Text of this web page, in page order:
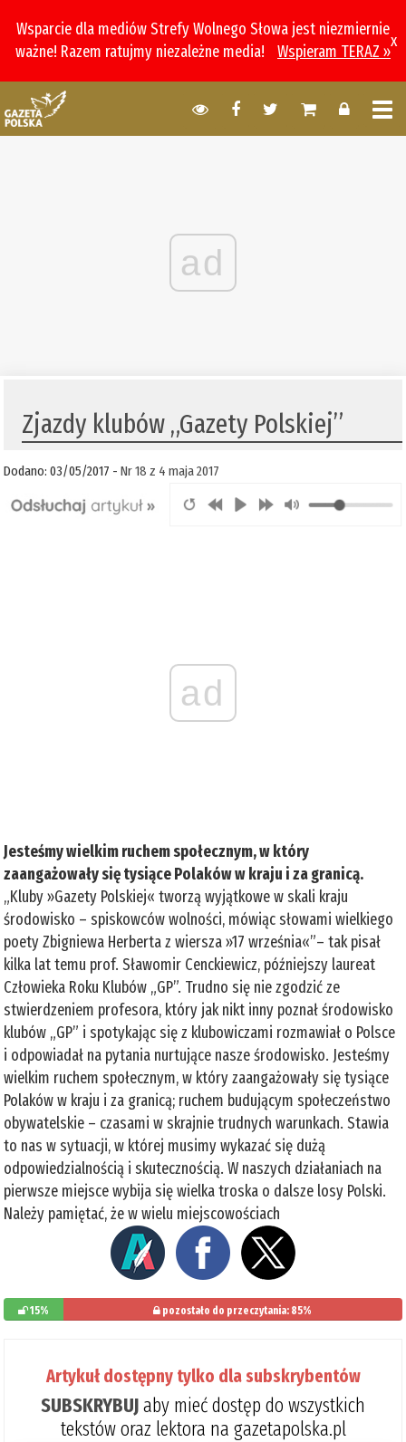
Wsparcie dla mediów Strefy Wolnego Słowa jest niezmiernie
ważne! Razem ratujmy niezależne media!
Wspieram TERAZ »
x
ad
Zjazdy klubów „Gazety Polskiej”
Dodano: 03/05/2017 -Nr 18 z 4 maja 2017
ad
Jesteśmy wielkim ruchem społecznym, w który
zaangażowały się tysiące Polaków w kraju i za granicą.
„Kluby »Gazety Polskiej« tworzą wyjątkowe w skali kraju
środowisko – spiskowców wolności, mówiąc słowami wielkiego
poety Zbigniewa Herberta z wiersza »17 września«”– tak pisał
kilka lat temu prof. Sławomir Cenckiewicz, późniejszy laureat
Człowieka Roku Klubów „GP”. Trudno się nie zgodzić ze
stwierdzeniem profesora, który jak nikt inny poznał środowisko
klubów „GP” i spotykając się z klubowiczami rozmawiał o Polsce
i odpowiadał na pytania nurtujące nasze środowisko. Jesteśmy
wielkim ruchem społecznym, w który zaangażowały się tysiące
Polaków w kraju i za granicą; ruchem budującym społeczeństwo
obywatelskie – czasami w skrajnie trudnych warunkach. Stawia
to nas w sytuacji, w której musimy wykazać się dużą
odpowiedzialnością i skutecznością. W naszych działaniach na
pierwsze miejsce wybija się wielka troska o dalsze losy Polski.
Należy pamiętać, że w wielu miejscowościach
15% pozostało do przeczytania: 85%
Artykuł dostępny tylko dla subskrybentów
SUBSKRYBUJaby mieć dostęp do wszystkich
tekstów oraz lektora na gazetapolska.pl